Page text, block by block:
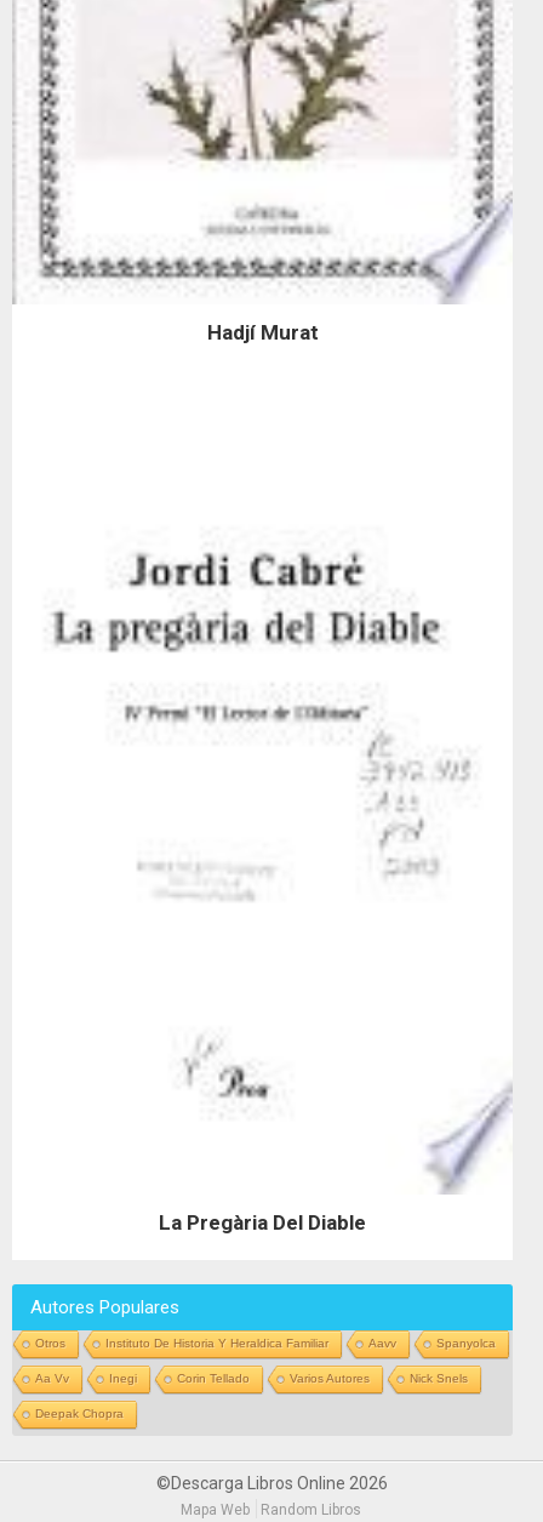
Hadjí Murat
La Pregària Del Diable
Autores Populares
Otros Instituto De Historia Y Heraldica Familiar Aavv Spanyolca
Aa Vv Inegi Corin Tellado Varios Autores Nick Snels
Deepak Chopra
©Descarga Libros Online 2026
Mapa Web Random Libros